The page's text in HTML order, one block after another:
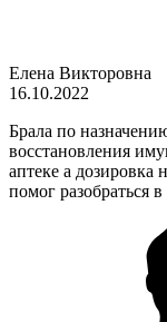
Елена Викторовна
16.10.2022
Брала по
восстановления
аптеке а дозировка
помог разобраться